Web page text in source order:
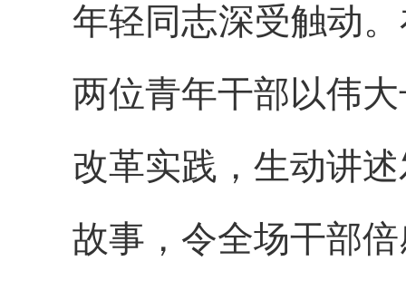
年轻同志深受触动
两位青年干部以伟
改革实践，生动讲
故事，令全场干部